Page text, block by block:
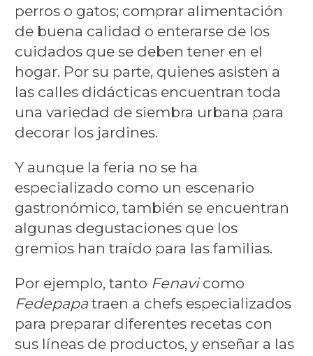
perros o gatos; comprar alimentación
de buena calidad o enterarse de los
cuidados que se deben tener en el
hogar. Por su parte, quienes asisten a
las calles didácticas encuentran toda
una variedad de siembra urbana para
decorar los jardines.
Y aunque la feria no se ha
especializado como un escenario
gastronómico, también se encuentran
algunas degustaciones que los
gremios han traído para las familias.
Por ejemplo, tanto Fenavicomo
Fedepapatraen a chefs especializados
para preparar diferentes recetas con
sus líneas de productos, y enseñar a las